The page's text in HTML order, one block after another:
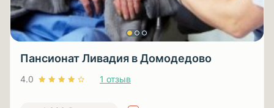
Пансионат Ливадия в Домодедово
4.0 1 отзыв